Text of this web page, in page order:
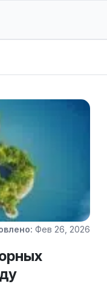
Фев 26, 2026